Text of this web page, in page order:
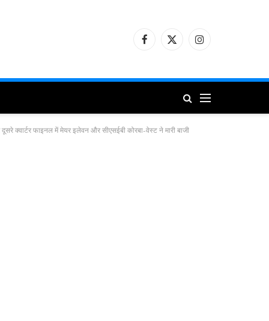
Facebook
X
Instagram
क्वार्टर फाइनल में मेयर इलेवन और सीएसईबी कोरबा-वेस्ट ने मारी बाजी